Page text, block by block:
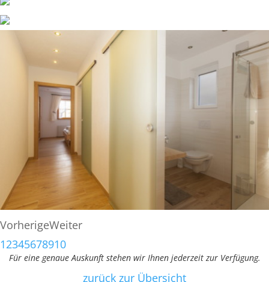
VorherigeWeiter
12345678910
Für eine genaue Auskunft stehen wir Ihnen jederzeit zur Verfügung.
zurück zur Übersicht